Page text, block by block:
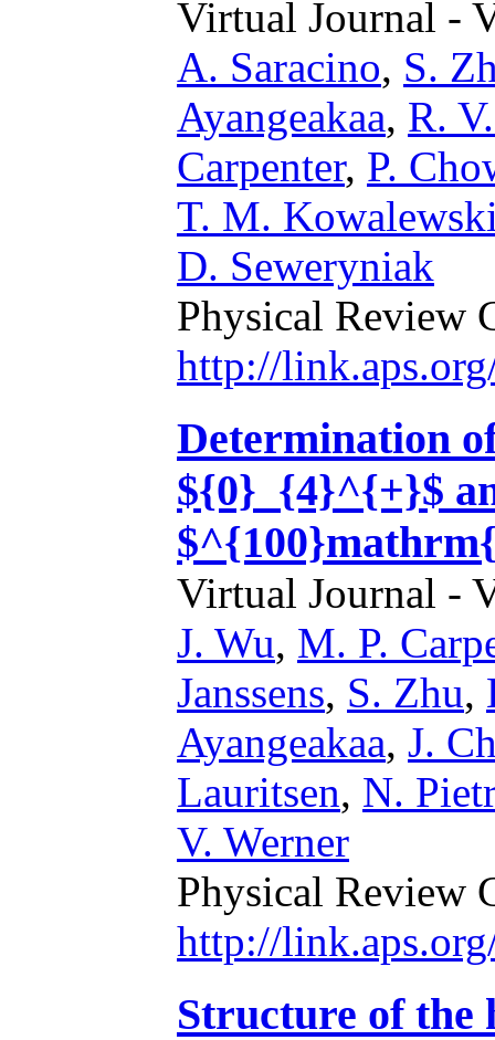
Virtual Journal -
A. Saracino, S.
Ayangeakaa, R.
Carpenter, P.
T. M.
D. Seweryniak
Physical Review
http://
Determination
${0}_{4}^{+}$
Virtual Journal -
J. Wu, M. P.
Janssens, S. Zhu,
Ayangeakaa, J.
Lauritsen, N.
V. Werner
Physical Review
http://
Structure of the